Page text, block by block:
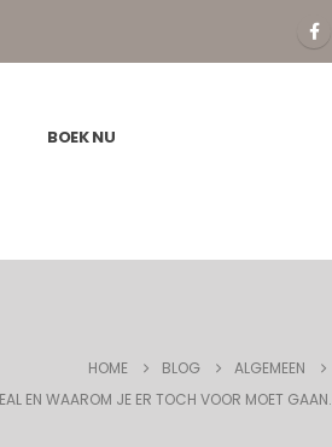
BOEK NU
HOME BLOG
ALGEMEEN
EN WAAROM JE ER TOCH VOOR MOET GAAN.